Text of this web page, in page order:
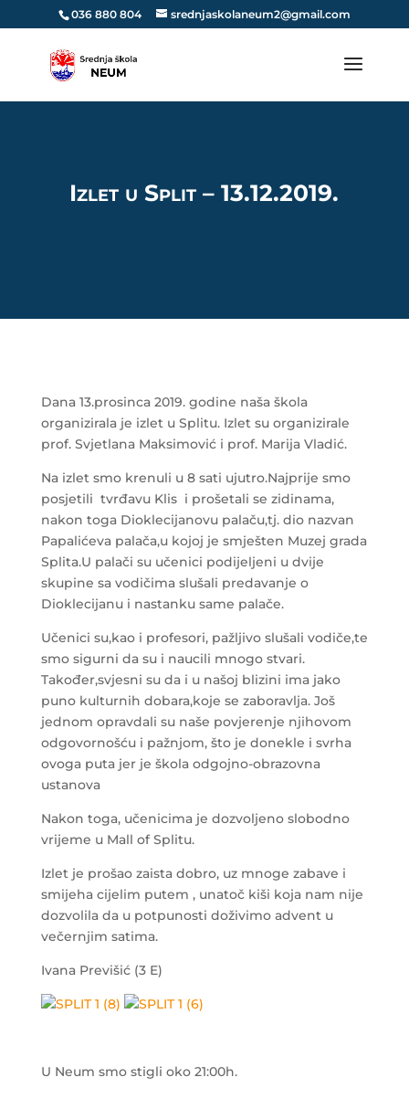
036 880 804 srednjaskolaneum2@gmail.com
Izlet u Split – 13.12.2019.
Dana 13.prosinca 2019. godine naša škola
organizirala je izlet u Splitu. Izlet su organizirale
prof. Svjetlana Maksimović i prof. Marija Vladić.
Na izlet smo krenuli u 8 sati ujutro.Najprije smo
posjetili tvrđavu Klis i prošetali se zidinama,
nakon toga Dioklecijanovu palaču,tj. dio nazvan
Papalićeva palača,u kojoj je smješten Muzej grada
Splita.U palači su učenici podijeljeni u dvije
skupine sa vodičima slušali predavanje o
Dioklecijanu i nastanku same palače.
Učenici su,kao i profesori, pažljivo slušali vodiče,te
smo sigurni da su i naucili mnogo stvari.
Također,svjesni su da i u našoj blizini ima jako
puno kulturnih dobara,koje se zaboravlja. Još
jednom opravdali su naše povjerenje njihovom
odgovornošću i pažnjom, što je donekle i svrha
ovoga puta jer je škola odgojno-obrazovna
ustanova
Nakon toga, učenicima je dozvoljeno slobodno
vrijeme u Mall of Splitu.
Izlet je prošao zaista dobro, uz mnoge zabave i
smijeha cijelim putem , unatoč kiši koja nam nije
dozvolila da u potpunosti doživimo advent u
večernjim satima.
Ivana Previšić (3 E)
U Neum smo stigli oko 21:00h.